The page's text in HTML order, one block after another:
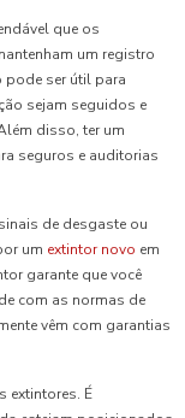
que os
um registro
pode ser útil para
sejam seguidos e
disso, ter um
seguros e auditorias
de desgaste ou
um extintor novo em
garante que você
com as normas de
vêm com garantias
extintores. É